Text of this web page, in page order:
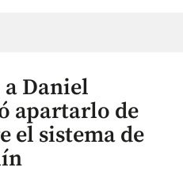
Daniel
apartarlo de
el sistema de